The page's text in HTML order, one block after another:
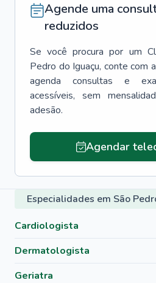
Agende uma
reduzidos
Se você procura por um
Pedro do Iguaçu, conte com
agenda consultas e
acessíveis, sem
adesão.
Agendar
Especialidades em São
Cardiologista
Dermatologista
Geriatra